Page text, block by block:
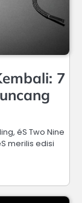
7
éS Two Nine
merilis edisi